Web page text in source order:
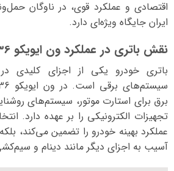
اقتصادی و عملکرد قوی، در ناوگان
ایران جایگاه ویژه‌ای دارد.
نقش باتری در عملکرد ون ایویکو A36
باتری خودرو یکی از اجزای کلیدی در
تجهیزات الکترونیکی را بر عهده دارد.
عملکرد بهینه خودرو را تضمین می‌کند،
آسیب به اجزای دیگر مانند دینام و